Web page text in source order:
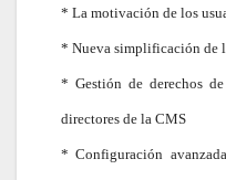
* La motivación de los
* Nueva simplificación de
* Gestión de derechos
directores de la CMS
* Configuración